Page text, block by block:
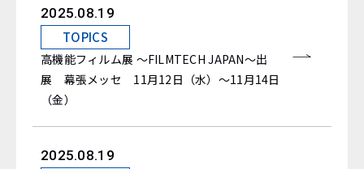
2025.08.19
TOPICS
高機能フィルム展 ～FILMTECH JAPAN～出
展 幕張メッセ 11月12日（水）～11月14日
（金）
2025.08.19